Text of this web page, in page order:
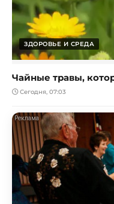
ЗДОРОВЬЕ И СРЕДА
Чайные травы,
Сегодня, 07:03